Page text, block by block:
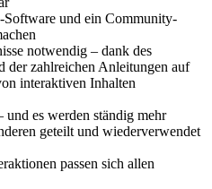
Software und ein Community-
notwendig – dank des
der zahlreichen Anleitungen auf
interaktiven Inhalten
es werden ständig mehr
geteilt und wiederverwendet
passen sich allen